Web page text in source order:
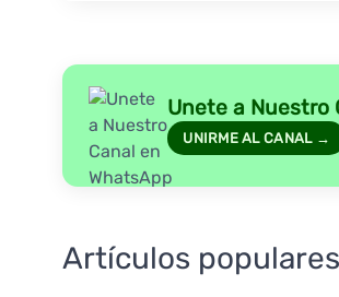
Unete a Nuestro
UNIRME AL CANAL →
Artículos populares